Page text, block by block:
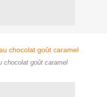
chocolat goût caramel